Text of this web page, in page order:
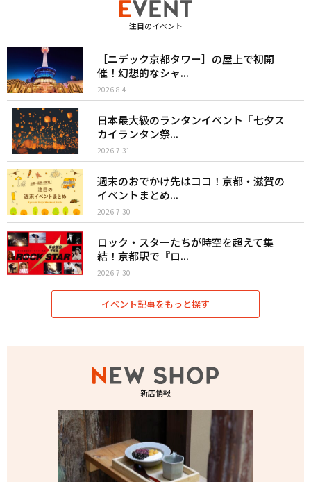
注目のイベント
［ニデック京都タワー］の屋上で初開
催！幻想的なシャ...
2026.8.4
日本最大級のランタンイベント『七夕ス
カイランタン祭...
2026.7.31
週末のおでかけ先はココ！京都・滋賀の
イベントまとめ...
2026.7.30
ロック・スターたちが時空を超えて集
結！京都駅で『ロ...
2026.7.30
イベント記事をもっと探す
新店情報